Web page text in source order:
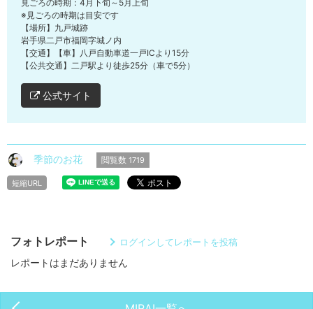
見ごろの時期：4月下旬～5月上旬
※見ごろの時期は目安です
【場所】九戸城跡
岩手県二戸市福岡字城ノ内
【交通】【車】八戸自動車道一戸ICより15分
【公共交通】二戸駅より徒歩25分（車で5分）
公式サイト
季節のお花 閲覧数 1719
短縮URL
フォトレポート ログインしてレポートを投稿
レポートはまだありません